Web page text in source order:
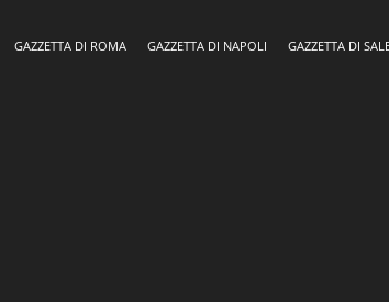
GAZZETTA DI ROMA GAZZETTA DI NAPOLI GAZZETTA DI